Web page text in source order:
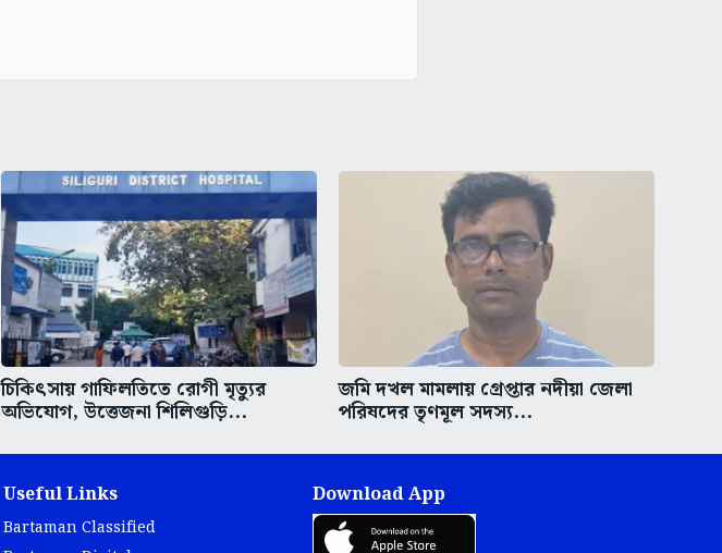
চিকিৎসায় গাফিলতিতে রোগী মৃত্যুর
অভিযোগ, উত্তেজনা শিলিগুড়ি...
জমি দখল মামলায় গ্রেপ্তার নদীয়া জেলা
পরিষদের তৃণমূল সদস্য...
Useful Links
Bartaman Classified
Download App